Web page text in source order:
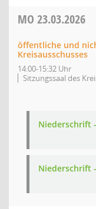
MO 23.03.2026
öffentliche und
Kreisausschusses
14:00-15:32 Uhr
Sitzungssaal des
Niederschrift
Niederschrift